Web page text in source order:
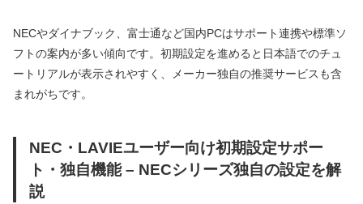
NECやダイナブック、富士通など国内PCはサポート連携や標準ソ
フトの案内が多い傾向です。初期設定を進めると日本語でのチュ
ートリアルが表示されやすく、メーカー独自の推奨サービスも含
まれがちです。
NEC・LAVIEユーザー向け初期設定サポー
ト・独自機能 – NECシリーズ独自の設定を解
説